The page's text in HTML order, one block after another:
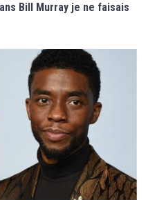
Bill Murray je ne faisais